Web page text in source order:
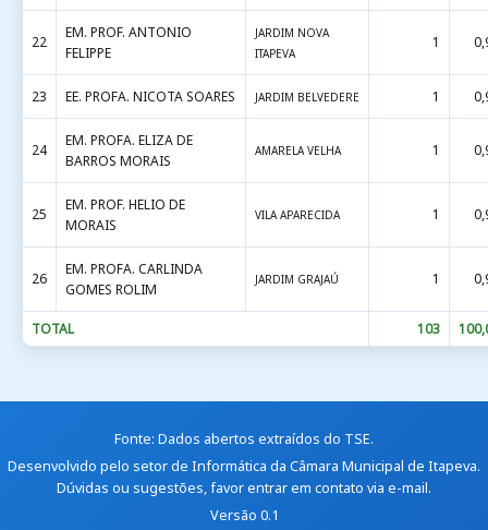
22
EM. PROF. ANTONIO
FELIPPE
JARDIM NOVA
ITAPEVA
1
23 EE. PROFA. NICOTA SOARES JARDIM BELVEDERE 1
24
EM. PROFA. ELIZA DE
BARROS MORAIS
AMARELA VELHA 1
25
EM. PROF. HELIO DE
MORAIS
VILA APARECIDA 1
26
EM. PROFA. CARLINDA
GOMES ROLIM
JARDIM GRAJAÚ 1
TOTAL 103
Fonte: Dados abertos extraídos do TSE.
Desenvolvido pelo setor de Informática da Câmara Municipal de Itapeva.
Dúvidas ou sugestões, favorentrar em contato via e-mail.
Versão 0.1